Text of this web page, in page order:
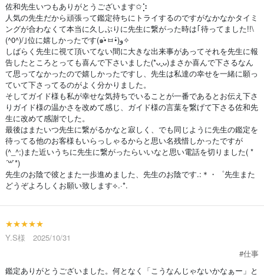
佐和先生いつもありがとうございます✩⡱
人気の先生だから頑張って鑑定待ちにトライするのですがなかなかタイミ
ングが合わなくて本当に久しぶりに先生に繋がった時は｢待ってました!!\
(^0^)/｣位に嬉しかったです(๑•̀ㅂ•́)و✧
しばらく先生に視て頂いてない間に大きな出来事があってそれを先生に報
告したところとっても喜んで下さいました(*ᴗˬᴗ)まさか喜んで下さるなん
て思ってなかったので嬉しかったですし、先生は私達の幸せを一緒に願っ
ていて下さってるのがよく分かりました。
そしてガイド様も私が幸せな気持ちでいることが一番であるとお伝え下さ
りガイド様の温かさを改めて感じ、ガイド様の言葉を繋げて下さる佐和先
生に改めて感謝でした。
最後はまたいつ先生に繋がるかなと寂しく、でも同じように先生の鑑定を
待ってる他のお客様もいらっしゃるからと思い名残惜しかったですが
(^_^;)また近いうちに先生に繋がったらいいなと思い電話を切りました( *
´꒳`*)
先生のお陰で彼とまた一歩進めました、先生のお陰です.:＊・゜先生また
どうぞよろしくお願い致します⟡.·*.
★★★★★
Y.S様 2025/10/31
#仕事
鑑定ありがとうございました。何となく「こうなんじゃないかなぁー」と